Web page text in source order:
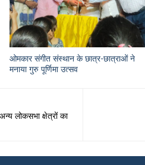
ओमकार संगीत संस्थान के छात्र-छात्राओं ने
मनाया गुरु पूर्णिमा उत्सव
लोकसभा क्षेत्रों का